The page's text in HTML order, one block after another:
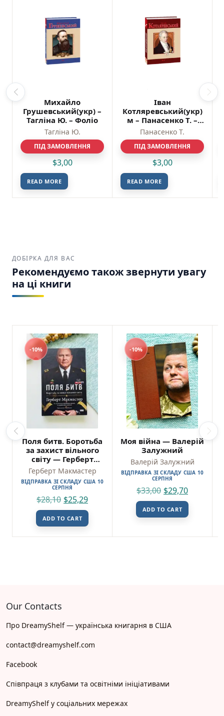
Михайло
Грушевський(укр) –
Таглiна Ю. – Фоліо
Таглiна Ю.
ПІД ЗАМОВЛЕННЯ
$3,00
READ MORE
Іван
Котляревський(укр)
м – Панасенко Т. –
Фоліо
Панасенко Т.
ПІД ЗАМОВЛЕННЯ
$3,00
READ MORE
ДОБІРКА ДЛЯ ВАС
Рекомендуємо також звернути увагу
на ці книги
-10%
Поля битв. Боротьба
за захист вільного
світу — Герберт
Макмастер
Герберт Макмастер
ВІДПРАВКА ЗІ СКЛАДУ США 10
СЕРПНЯ
$28,10 $25,29
ADD TO CART
-10%
Моя війна — Валерій
Залужний
Валерій Залужний
ВІДПРАВКА ЗІ СКЛАДУ США 10
СЕРПНЯ
$33,00 $29,70
ADD TO CART
Our Contacts
Про DreamyShelf — українська книгарня в США
contact@dreamyshelf.com
Facebook
Співпраця з клубами та освітніми ініціативами
DreamyShelf у соціальних мережах